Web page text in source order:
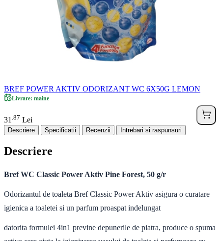
BREF POWER AKTIV ODORIZANT WC 6X50G LEMON
Livrare: maine
31 87 Lei
Descriere Specificatii Recenzii Intrebari si raspunsuri
Descriere
Bref WC Classic Power Aktiv Pine Forest, 50 g/r
Odorizantul de toaleta Bref Classic Power Aktiv asigura o curatare
igienica a toaletei si un parfum proaspat indelungat
datorita formulei 4in1 previne depunerile de piatra, produce o spuma